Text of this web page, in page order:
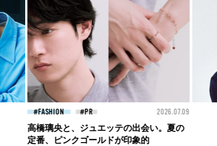
FASHION 2026.07.09
【PRADA × NI-KI(ENHYPEN)】時をかけ
る、ニューモード